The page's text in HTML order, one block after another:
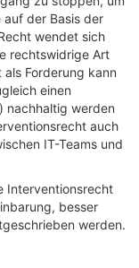
der Basis der
wendet sich
rechtswidrige Art
Forderung kann
einen
nachhaltig werden
auch
IT-Teams und
Interventionsrecht
besser
werden.